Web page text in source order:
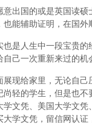
意出国的或是英国读
能辅助证明，在国外
也是人生中一段宝贵
己一次重新来过的机
展现给家里，无论自
轻的学生，但是也
文凭、美国大学文
学文凭，留信网认